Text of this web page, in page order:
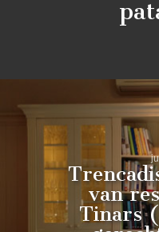
van
Tinars